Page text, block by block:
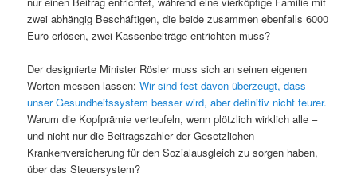
zwei abhängig Beschäftigen, die beide zusammen ebenfalls 6000
Euro erlösen, zwei Kassenbeiträge entrichten muss?
Der designierte Minister Rösler muss sich an seinen eigenen
Worten messen lassen:Wir sind fest davon überzeugt, dass
unser Gesundheitssystem besser wird, aber definitiv nicht teurer.
Warum die Kopfprämie verteufeln, wenn plötzlich wirklich alle –
und nicht nur die Beitragszahler der Gesetzlichen
Krankenversicherung für den Sozialausgleich zu sorgen haben,
über das Steuersystem?